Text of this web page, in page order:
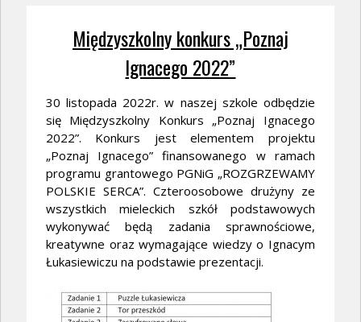
Międzyszkolny konkurs „Poznaj
Ignacego 2022”
30 listopada 2022r. w naszej szkole odbędzie
się Międzyszkolny Konkurs „Poznaj Ignacego
2022”. Konkurs jest elementem projektu
„Poznaj Ignacego” finansowanego w ramach
programu grantowego PGNiG „ROZGRZEWAMY
POLSKIE SERCA”. Czteroosobowe drużyny ze
wszystkich mieleckich szkół podstawowych
wykonywać będą zadania sprawnościowe,
kreatywne oraz wymagające wiedzy o Ignacym
Łukasiewiczu na podstawie prezentacji.